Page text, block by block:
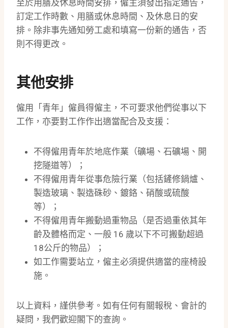
至於用膳及休息時間安排，僱主須發出指定通告，
訂定工作時數、用膳或休息時間、及休息日的安
排。除非事先通知勞工處和填寫一份新的通告，否
則不得更改。
其他安排
僱用「青年」僱員得僱主，不可要求他們從事以下
工作，亦要對工作作出適當配合及支援：
不得僱用青年於地底作業（礦場、石礦場、開
挖隧道等）；
不得僱用青年從事危險行業（包括鏟修鍋爐、
製造玻璃、製造硃砂、鍍鉻、硝酸或硫酸
等）；
不得僱用青年搬動過重物品（是否過重依其年
齡及體格而定、一般 16 歲以下不可搬動超過
18公斤的物品）；
如工作需要站立，僱主必須提供適當的座椅設
施。
以上資料，謹供參考。如有任何有關報稅、會計的
疑問，我們歡迎閣下的查詢。